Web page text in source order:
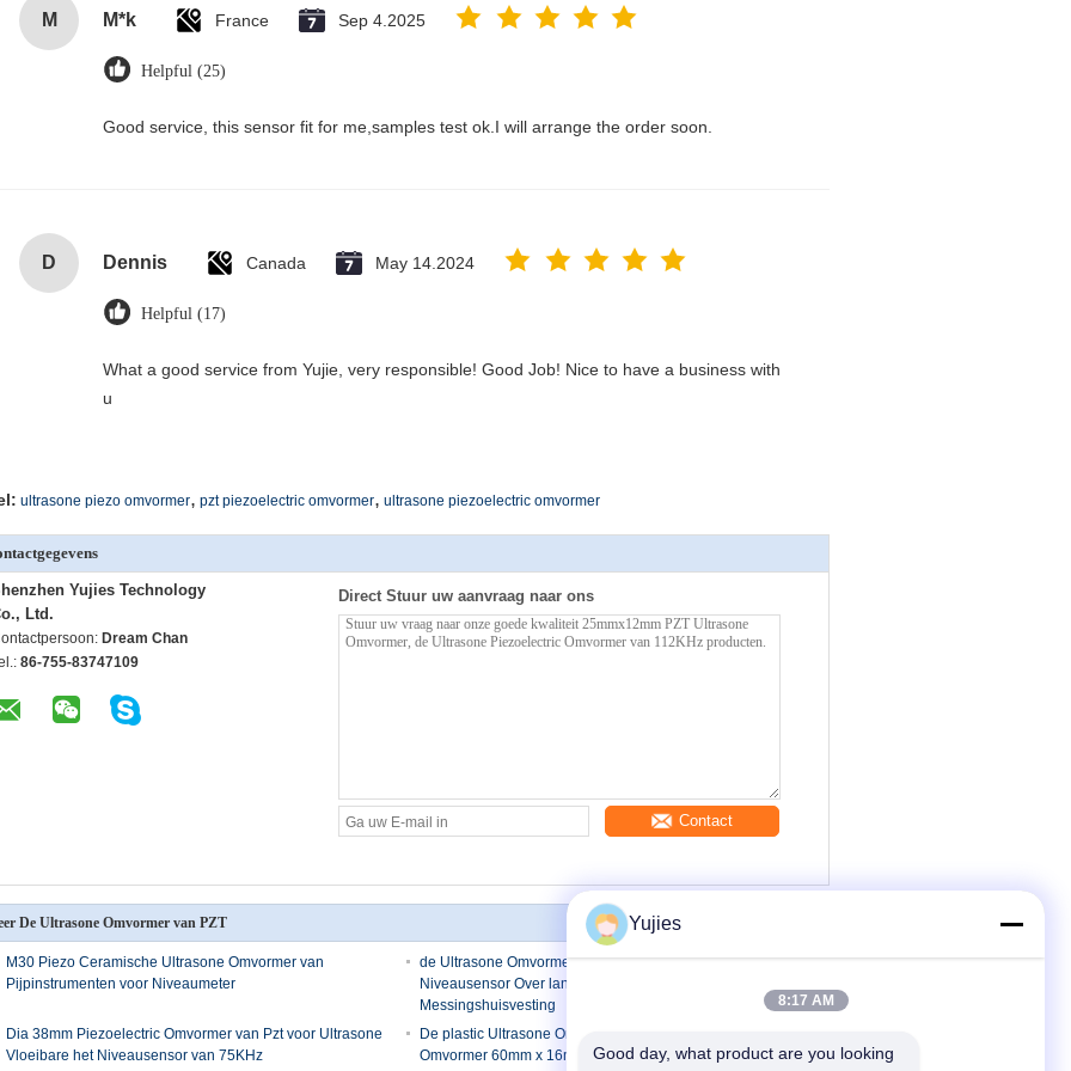
M M*k France Sep 4.2025
Helpful (25)
Good service, this sensor fit for me,samples test ok.I will arrange the order soon.
D Dennis Canada May 14.2024
Helpful (17)
What a good service from Yujie, very responsible! Good Job! Nice to have a business with
u
ultrasone piezo omvormer, pzt piezoelectric omvormer, ultrasone piezoelectric omvormer
Yujies Technology
Ltd.
Dream Chan
86-755-83747109
Direct Stuur uw aanvraag naar ons
Contact
De Ultrasone Omvormer van PZT
M30 Piezo Ceramische Ultrasone Omvormer van
Pijpinstrumenten voor Niveaumeter
de Ultrasone Omvormer van 40KHz PZT voor het
Niveausensor Over lange afstand van de
Messingshuisvesting
Dia 38mm Piezoelectric Omvormer van Pzt voor Ultrasone
Vloeibare het Niveausensor van 75KHz
De plastic Ultrasone Omvormer van PZT, Ultrasone
Omvormer 60mm x 16mm van 80KHz
Yujies
8:17 AM
Good day, what product are you looking